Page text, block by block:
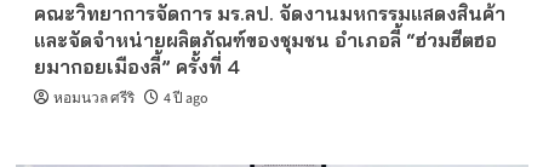
คณะวิทยาการจัดการ มร.ลป. จัดงานมหกรรมแสดงสินค้า
และจัดจำหน่ายผลิตภัณฑ์ของชุมชน อำเภอลี้ “ฮ่วมฮีตฮอ
ยมากอยเมืองลี้” ครั้งที่ 4
หอมนวล ศรีริ 4 ปี ago